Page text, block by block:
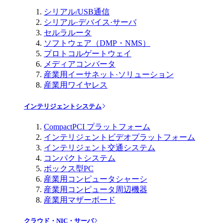
シリアル/USB通信
シリアル·デバイス·サーバ
セルラルータ
ソフトウェア（DMP・NMS）
プロトコルゲートウェイ
メディアコンバータ
産業用イーサネット·ソリューション
産業用ワイヤレス
インテリジェントシステム
CompactPCI プラットフォーム
インテリジェントビデオプラットフォーム
インテリジェント交通システム
コンパクトシステム
ボックス型PC
産業用コンピュータシャーシ
産業用コンピュータ周辺機器
産業用マザーボード
クラウド・NIC・サーバ